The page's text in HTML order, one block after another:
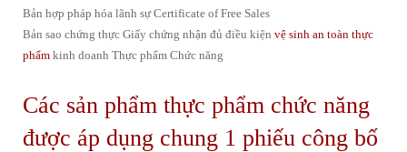
Bản hợp pháp hóa lãnh sự Certificate of Free Sales
Bản sao chứng thực Giấy chứng nhận đủ điều kiện vệ sinh an toàn thực
phẩm kinh doanh Thực phẩm Chức năng
Các sản phẩm thực phẩm chức năng
được áp dụng chung 1 phiếu công bố